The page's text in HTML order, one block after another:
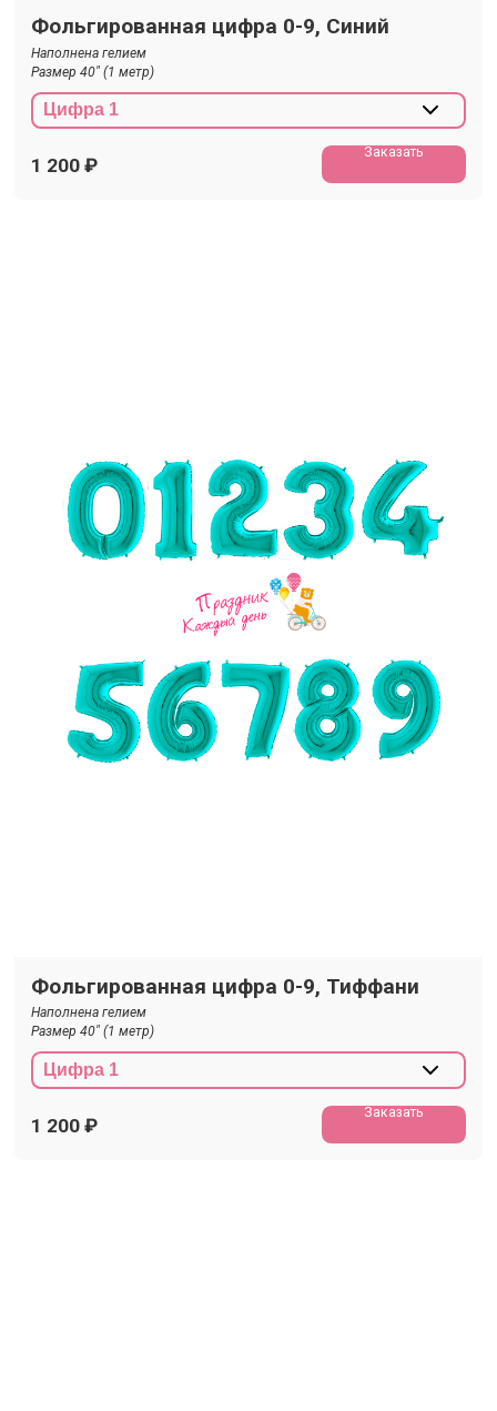
Фольгированная цифра 0-9, Синий
Наполнена гелием
Размер 40" (1 метр)
1 200 ₽
Заказать
Фольгированная цифра 0-9, Тиффани
Наполнена гелием
Размер 40" (1 метр)
1 200 ₽
Заказать